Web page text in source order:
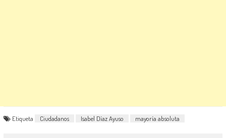
Etiqueta Ciudadanos Isabel Díaz Ayuso mayoría absoluta